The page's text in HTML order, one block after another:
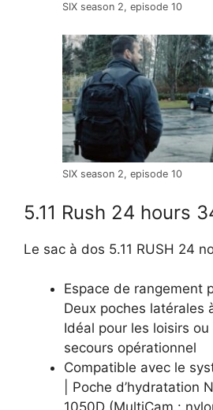
SIX season 2, episode 10
SIX season 2, episode 10
5.11 Rush 24 hours
Le sac à dos 5.11 RUSH 24
Espace de rangement
Deux poches latérales
Idéal pour les loisirs
secours opérationnel
Compatible avec le
| Poche d’hydratation